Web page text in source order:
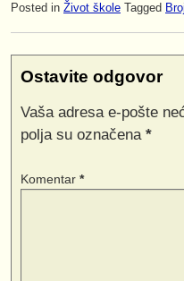
Posted in Život škole Tagged
Ostavite odgovor
Vaša adresa e-pošte
polja su označena *
Komentar *